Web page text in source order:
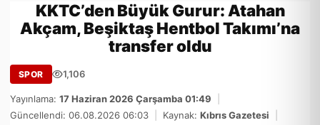
KKTC’den Büyük Gurur: Atahan
Akçam, Beşiktaş Hentbol Takımı’na
transfer oldu
SPOR 1,106
Yayınlama: 17 Haziran 2026 Çarşamba 01:49
Güncellendi: 06.08.2026 06:03
Kaynak: Kıbrıs Gazetesi